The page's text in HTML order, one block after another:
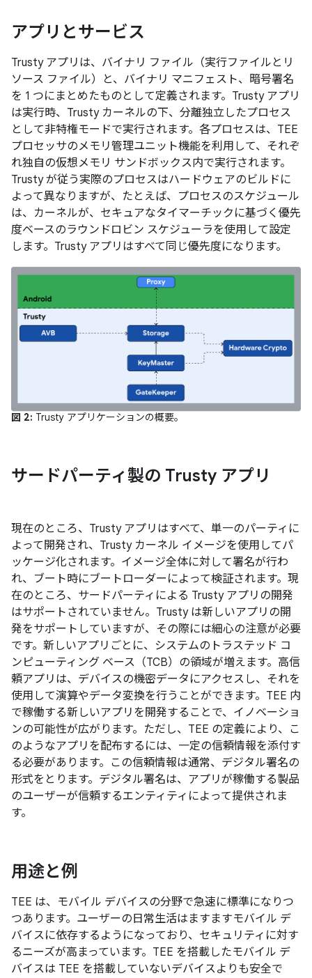
アプリとサービス
Trusty アプリは、バイナリ ファイル（実行ファイルとリ
ソース ファイル）と、バイナリ マニフェスト、暗号署名
を 1 つにまとめたものとして定義されます。Trusty アプリ
は実行時、Trusty カーネルの下、分離独立したプロセス
として非特権モードで実行されます。各プロセスは、TEE
プロセッサのメモリ管理ユニット機能を利用して、それぞ
れ独自の仮想メモリ サンドボックス内で実行されます。
Trusty が従う実際のプロセスはハードウェアのビルドに
よって異なりますが、たとえば、プロセスのスケジュール
は、カーネルが、セキュアなタイマーチックに基づく優先
度ベースのラウンドロビン スケジューラを使用して設定
します。Trusty アプリはすべて同じ優先度になります。
図 2: Trusty アプリケーションの概要。
サードパーティ製の Trusty アプリ
現在のところ、Trusty アプリはすべて、単一のパーティに
よって開発され、Trusty カーネル イメージを使用してパ
ッケージ化されます。イメージ全体に対して署名が行わ
れ、ブート時にブートローダーによって検証されます。現
在のところ、サードパーティによる Trusty アプリの開発
はサポートされていません。Trusty は新しいアプリの開
発をサポートしていますが、その際には細心の注意が必要
です。新しいアプリごとに、システムのトラステッド コ
ンピューティング ベース（TCB）の領域が増えます。高信
頼アプリは、デバイスの機密データにアクセスし、それを
使用して演算やデータ変換を行うことができます。TEE 内
で稼働する新しいアプリを開発することで、イノベーショ
ンの可能性が広がります。ただし、TEE の定義により、こ
のようなアプリを配布するには、一定の信頼情報を添付す
る必要があります。この信頼情報は通常、デジタル署名の
形式をとります。デジタル署名は、アプリが稼働する製品
のユーザーが信頼するエンティティによって提供されま
す。
用途と例
TEE は、モバイル デバイスの分野で急速に標準になりつ
つあります。ユーザーの日常生活はますますモバイル デ
バイスに依存するようになっており、セキュリティに対す
るニーズが高まっています。TEE を搭載したモバイル デ
バイスは TEE を搭載していないデバイスよりも安全で